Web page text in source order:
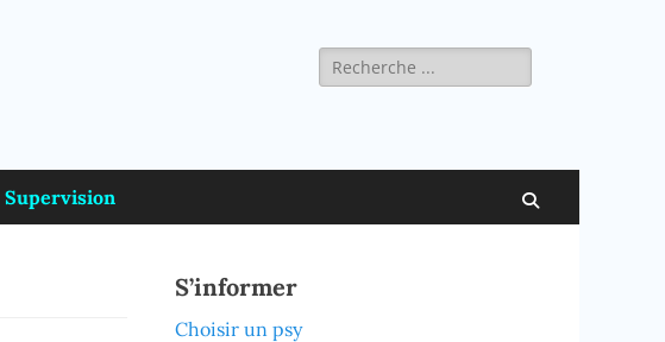
Rechercher :
Supervision
S’informer
Choisir un psy